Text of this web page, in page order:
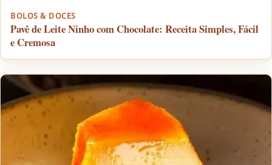
BOLOS & DOCES
Pavê de Leite Ninho com Chocolate: Receita Simples, Fácil
e Cremosa